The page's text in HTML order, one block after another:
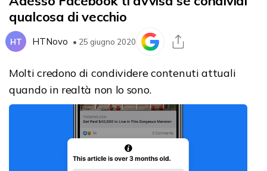
qualcosa di vecchio
HT HTNovo • 25 giugno 2020
Molti credono di condividere contenuti attuali
quando in realtà non lo sono.